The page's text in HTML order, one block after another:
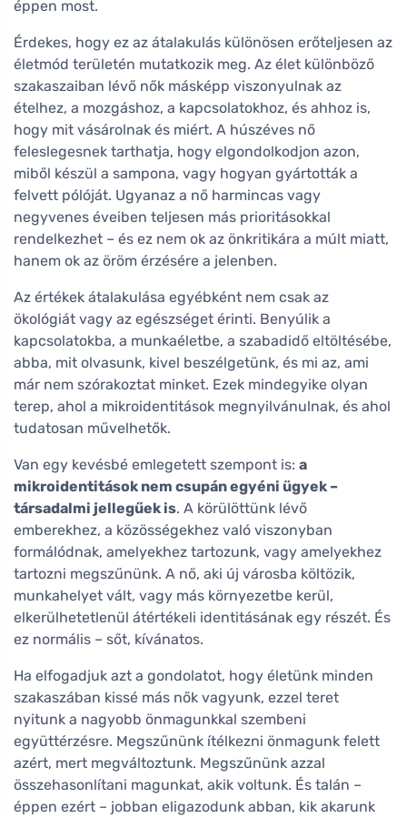
éppen most.
Érdekes, hogy ez az átalakulás különösen erőteljesen az
életmód területén mutatkozik meg. Az élet különböző
szakaszaiban lévő nők másképp viszonyulnak az
ételhez, a mozgáshoz, a kapcsolatokhoz, és ahhoz is,
hogy mit vásárolnak és miért. A húszéves nő
feleslegesnek tarthatja, hogy elgondolkodjon azon,
miből készül a sampona, vagy hogyan gyártották a
felvett pólóját. Ugyanaz a nő harmincas vagy
negyvenes éveiben teljesen más prioritásokkal
rendelkezhet – és ez nem ok az önkritikára a múlt miatt,
hanem ok az öröm érzésére a jelenben.
Az értékek átalakulása egyébként nem csak az
ökológiát vagy az egészséget érinti. Benyúlik a
kapcsolatokba, a munkaéletbe, a szabadidő eltöltésébe,
abba, mit olvasunk, kivel beszélgetünk, és mi az, ami
már nem szórakoztat minket. Ezek mindegyike olyan
terep, ahol a mikroidentitások megnyilvánulnak, és ahol
tudatosan művelhetők.
Van egy kevésbé emlegetett szempont is: a
mikroidentitások nem csupán egyéni ügyek –
társadalmi jellegűek is. A körülöttünk lévő
emberekhez, a közösségekhez való viszonyban
formálódnak, amelyekhez tartozunk, vagy amelyekhez
tartozni megszűnünk. A nő, aki új városba költözik,
munkahelyet vált, vagy más környezetbe kerül,
elkerülhetetlenül átértékeli identitásának egy részét. És
ez normális – sőt, kívánatos.
Ha elfogadjuk azt a gondolatot, hogy életünk minden
szakaszában kissé más nők vagyunk, ezzel teret
nyitunk a nagyobb önmagunkkal szembeni
együttérzésre. Megszűnünk ítélkezni önmagunk felett
azért, mert megváltoztunk. Megszűnünk azzal
összehasonlítani magunkat, akik voltunk. És talán –
éppen ezért – jobban eligazodunk abban, kik akarunk